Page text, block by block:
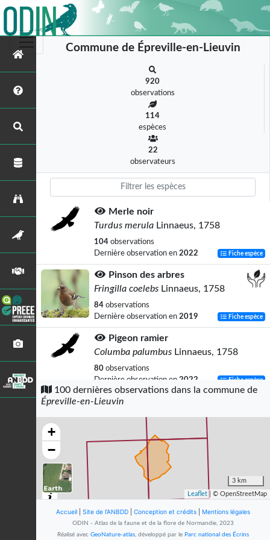
Commune de Épreville-en-Lieuvin
920
observations
114
espèces
22
observateurs
Merle noir
Turdus merula Linnaeus, 1758
104 observations
Dernière observation en 2022 Fiche espèce
Pinson des arbres
Fringilla coelebs Linnaeus, 1758
84 observations
Dernière observation en 2019 Fiche espèce
Pigeon ramier
Columba palumbus Linnaeus, 1758
80 observations
Dernière observation en 2022 Fiche espèce
Fauvette à tête noire
Sylvia atricapilla(Linnaeus, 1758)
observations
Dernière observation en
Corneille noire
Corvus coroneLinnaeus, 1758
observations
Troglodyte mignon
100 dernières observations dans la commune de
Épreville-en-Lieuvin
+
−
3 km
Leaflet | © OpenStreetMap
Accueil Site de l'ANBDD Conception et crédits Mentions légales
ODIN - Atlas de la faune et de la flore de Normandie, 2023
Réalisé avec GeoNature-atlas, développé par le Parc national des Écrins